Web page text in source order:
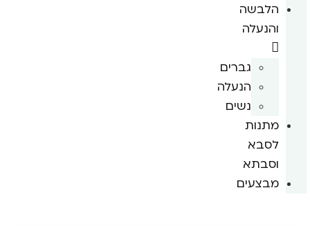
הלבשה
והנעלה
גברים
הנעלה
נשים
מתנות
לסבא
וסבתא
מבצעים